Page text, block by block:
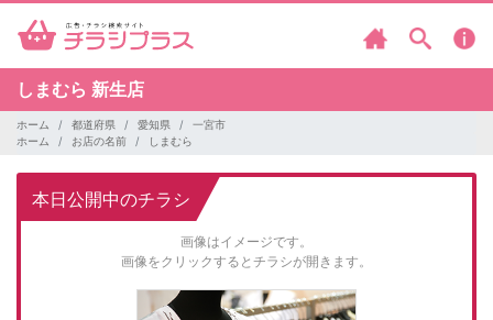
しまむら 新生店
ホーム 都道府県 愛知県
一宮市
ホーム
お店の名前 しまむら
本日公開中のチラシ
画像はイメージです。
画像をクリックするとチラシが開きます。